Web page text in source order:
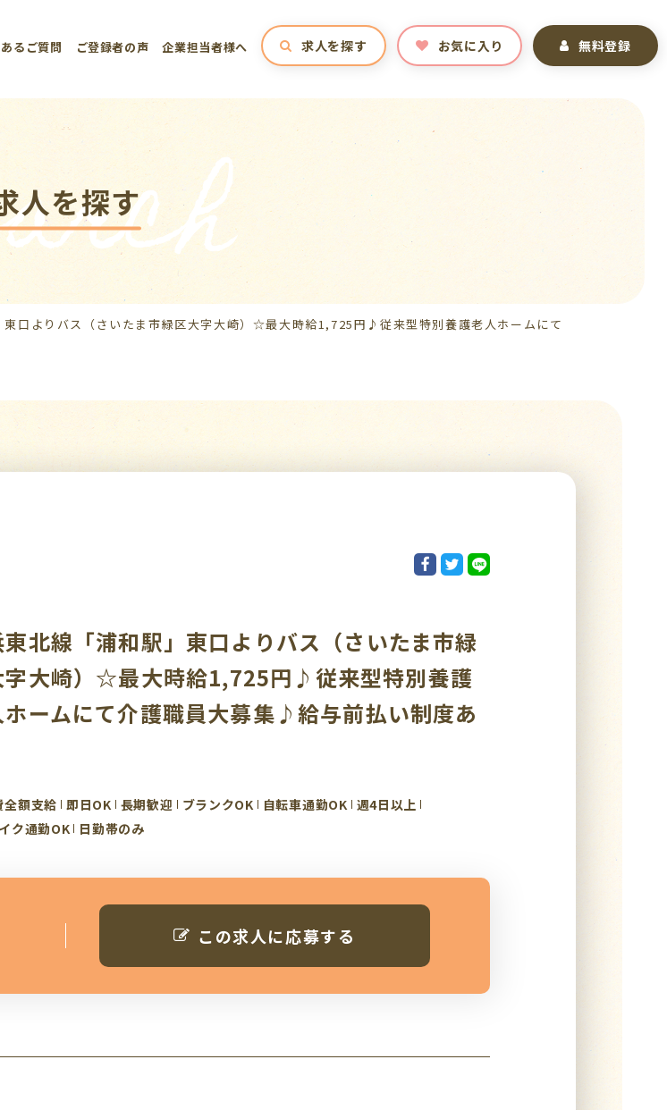
るご質問 ご登録者の声 企業担当者様へ 求人を探す お気に入り 無料登録
人を探す
東口よりバス（さいたま市緑区大字大崎）☆最大時給1,725円♪従来型特別養護老人ホームにて
北線「浦和駅」東口よりバス（さいたま市緑
字大崎）☆最大時給1,725円♪従来型特別養護
ームにて介護職員大募集♪給与前払い制度あ
全額支給 即日OK 長期歓迎 ブランクOK 自転車通勤OK 週4日以上
ク通勤OK 日勤帯のみ
この求人に応募する